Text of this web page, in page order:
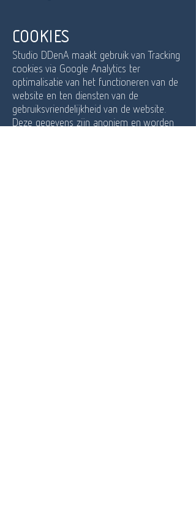
Cookies
Studio DDenA maakt gebruik van Tracking
cookies via Google Analytics ter
optimalisatie van het functioneren van de
website en ten diensten van de
gebruiksvriendelijkheid van de website.
Deze gegevens zijn anoniem en worden